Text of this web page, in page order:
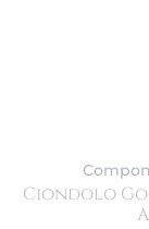
Ciondolo